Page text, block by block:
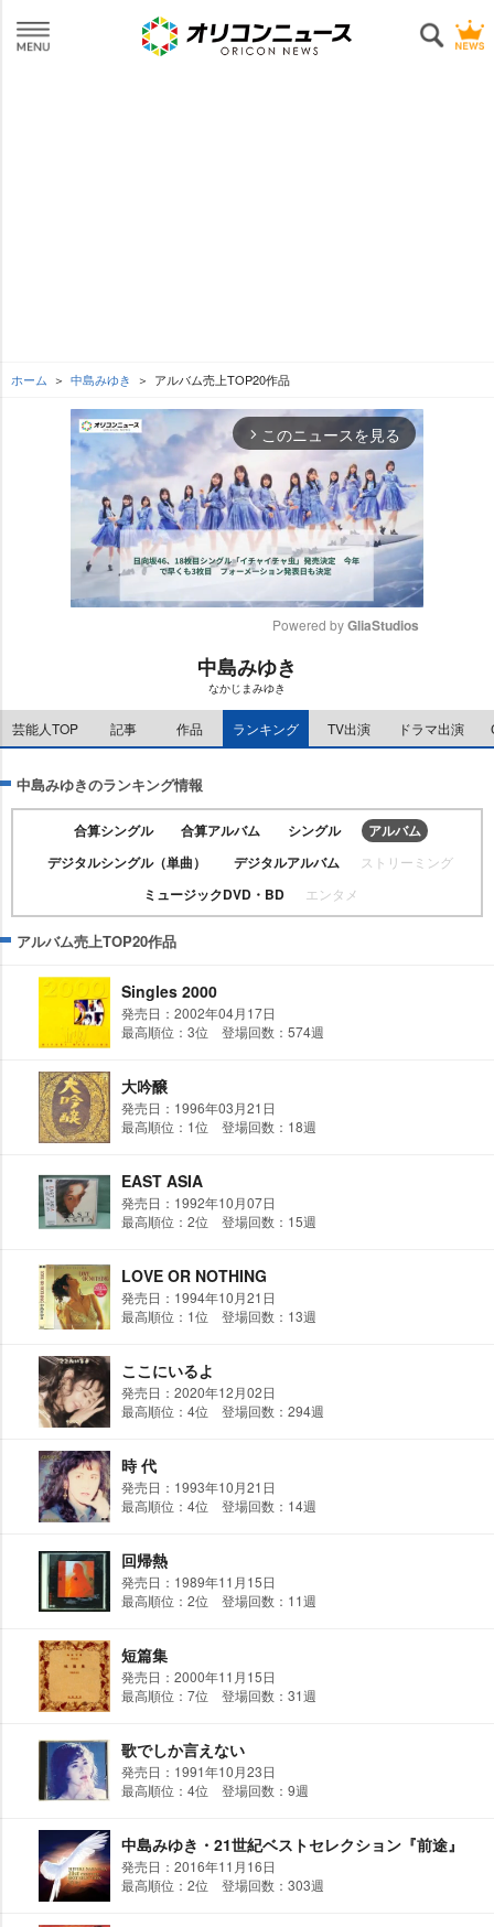
ホーム 中島みゆき アルバム売上TOP20作品
arrow_forward_ios このニュースを見る
t
e
Powered by GliaStudios
中島みゆき
なかじまみゆき
芸能人TOP 記事 作品 ランキング TV出演 ドラマ出演
中島みゆきのランキング情報
合算シングル 合算アルバム シングル
アルバム
デジタルシングル（単曲）
デジタルアルバム ストリーミング
ミュージックDVD・BD エンタメ
アルバム売上TOP20作品
Singles 2000
発売日：2002年04月17日
最高順位：3位 登場回数：574週
大吟醸
発売日：1996年03月21日
最高順位：1位 登場回数：18週
EAST ASIA
発売日：1992年10月07日
最高順位：2位 登場回数：15週
LOVE OR NOTHING
発売日：1994年10月21日
最高順位：1位 登場回数：13週
ここにいるよ
発売日：2020年12月02日
最高順位：4位 登場回数：294週
時 代
発売日：1993年10月21日
最高順位：4位 登場回数：14週
回帰熱
発売日：1989年11月15日
最高順位：2位 登場回数：11週
短篇集
発売日：2000年11月15日
最高順位：7位 登場回数：31週
歌でしか言えない
発売日：1991年10月23日
最高順位：4位 登場回数：9週
中島みゆき・21世紀ベストセレクション『前途』
発売日：2016年11月16日
最高順位：2位 登場回数：303週